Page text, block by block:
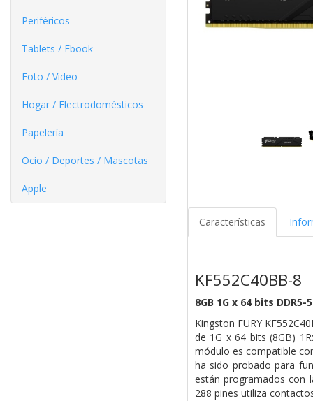
Periféricos
Tablets / Ebook
Foto / Video
Hogar / Electrodomésticos
Papelería
Ocio / Deportes / Mascotas
Apple
Características
KF552C40BB-8
8GB 1G x 64 bits DDR5-
Kingston FURY
de 1G x 64 bits (8GB)
módulo es compatible
ha sido probado para
están programados con
288 pines utiliza